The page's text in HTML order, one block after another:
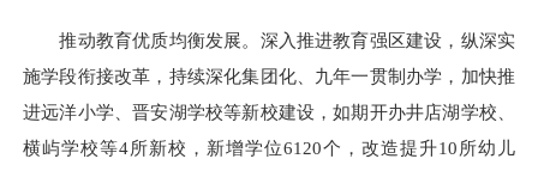
推动教育优质均衡发展。深入推进教育强区建设，纵深实
施学段衔接改革，持续深化集团化、九年一贯制办学，加快推
进远洋小学、晋安湖学校等新校建设，如期开办井店湖学校、
横屿学校等4所新校，新增学位6120个，改造提升10所幼儿